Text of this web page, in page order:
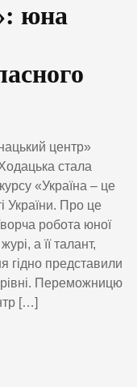
юна
центр»
стала
«Україна – це
України. Про це
робота юної
а її талант,
гідно представили
Переможницю
[…]